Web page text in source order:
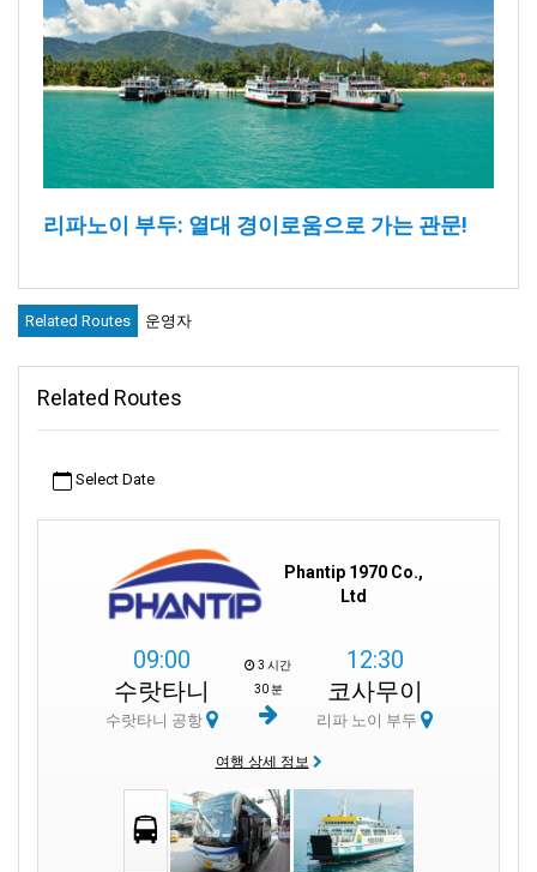
리파노이 부두: 열대 경이로움으로 가는 관문!
입니다. 코팡안과 그 너머의 매혹적인 장소로 이동할 수 있는 곳입
니다. 단순한 부두가 아니라 매혹적인 여행지가 기다리고 있는 다
리파 노이 부두 소개
리파노이 부두는 코팡안의 활기찬 축제로 가는 디딤돌입니다. 또한
가까운 거리에 있는 니키 해변은 황금빛 모래사장과 고급스러운 비
치 클럽 분위기로 여러분을 초대합니다. 더 아래로 내려가면 탈링
응암의 고요한 해변이 평화를 찾는 이들에게 고요한 휴양지를 제공
리파 노이 코사무이는 사무이 섬의 서쪽 해안에 자리 잡고 있습니
다. 리파노이는 섬에서 가장 고요하고 매혹적인 해변 중 하나로 손
꼽힙니다. 코사무이의 리파노이는 평화를 찾는 사람들에게 안식처
같은 곳입니다. 리파노이는 섬의 번화한 동쪽과 달리 더 조용하고
진정한 태국을 경험할 수 있는 곳입니다. 태국에 살고 있는 섬의 진
코사무이의 해안은 아름다운 해변, 울창한 열대 풍경, 활기찬 시내
중심지가 다양하게 어우러져 있습니다. 섬의 한 쪽에서 다른 쪽을
Related Routes 운영자
Related Routes
Select Date
Phantip 1970 Co.,
Ltd
09:00
수랏타니
수랏타니 공항
3 시간
30 분
12:30
코사무이
리파 노이 부두
여행 상세 정보